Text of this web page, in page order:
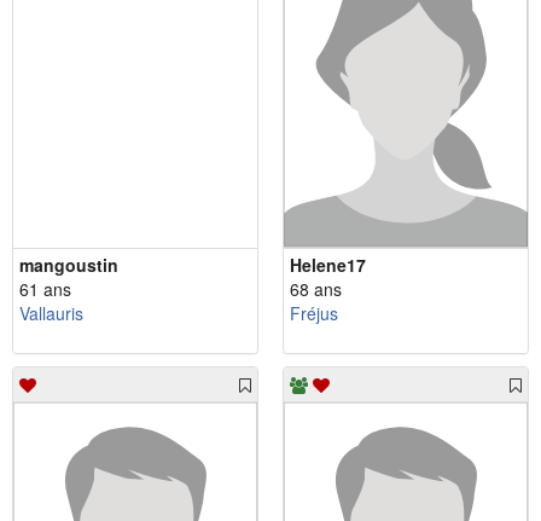
mangoustin
61 ans
Vallauris
Helene17
68 ans
Fréjus